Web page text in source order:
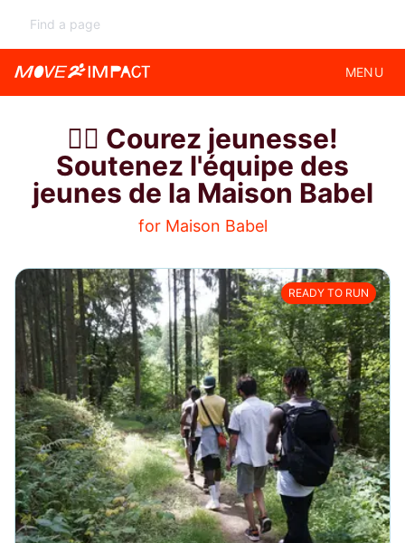
MENU
🏃‍♂️ Courez jeunesse!
Soutenez l'équipe des
jeunes de la Maison Babel
for Maison Babel
READY TO RUN